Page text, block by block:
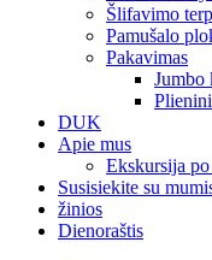
Šlifavimo
Pamušalo
Pakavimas
Jumbo
DUK
Apie mus
Ekskursija
Susisiekite su
žinios
Dienoraštis